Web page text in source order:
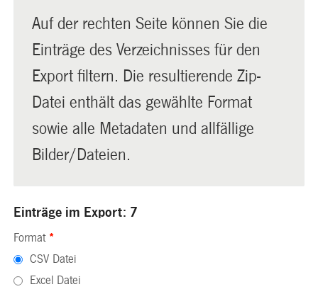
Auf der rechten Seite können Sie die
Einträge des Verzeichnisses für den
Export filtern. Die resultierende Zip-
Datei enthält das gewählte Format
sowie alle Metadaten und allfällige
Bilder/Dateien.
Einträge im Export: 7
Format *
CSV Datei
Excel Datei